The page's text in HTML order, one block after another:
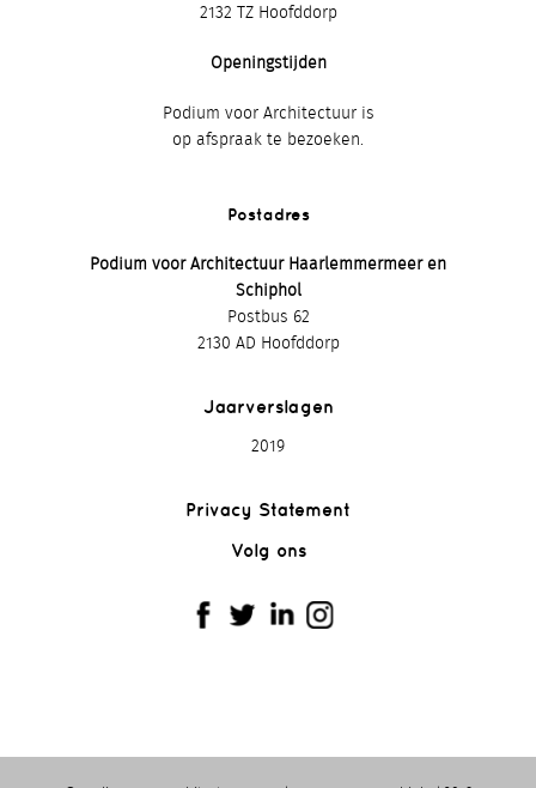
2132 TZ Hoofddorp
Openingstijden
Podium voor Architectuur is
op afspraak te bezoeken.
Postadres
Podium voor Architectuur Haarlemmermeer en
Schiphol
Postbus 62
2130 AD Hoofddorp
Jaarverslagen
2019
Privacy Statement
Volg ons